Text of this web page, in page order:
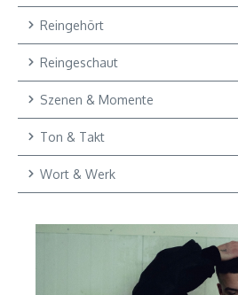
Reingehört
Reingeschaut
Szenen & Momente
Ton & Takt
Wort & Werk